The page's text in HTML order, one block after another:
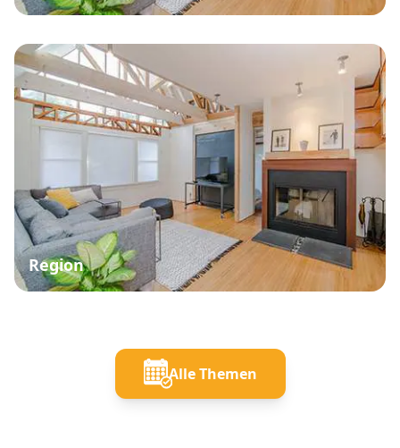
Region
Alle Themen